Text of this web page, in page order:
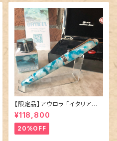
【限定品】アウロラ 「イタリア神
秘の旅・オルティジア 万年筆」／
字幅EF
¥118,800
20%OFF